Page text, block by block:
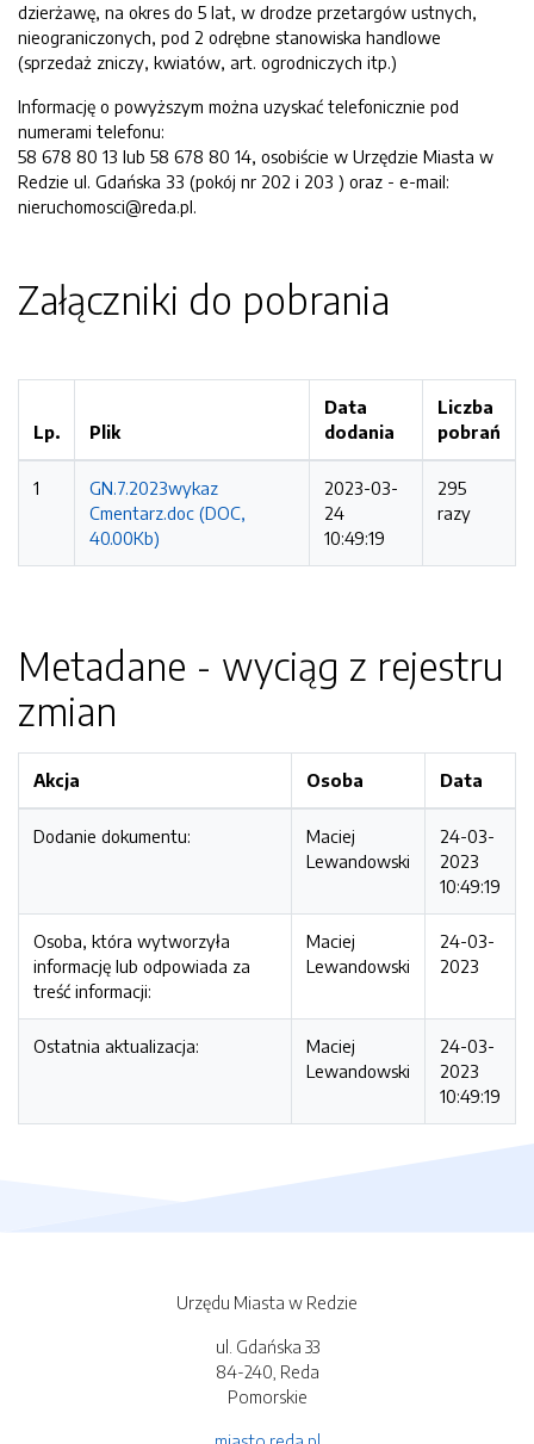
dzierżawę, na okres do 5 lat, w drodze przetargów ustnych,
nieograniczonych, pod 2 odrębne stanowiska handlowe
(sprzedaż zniczy, kwiatów, art. ogrodniczych itp.)
Informację o powyższym można uzyskać telefonicznie pod
numerami telefonu:
58 678 80 13 lub 58 678 80 14, osobiście w Urzędzie Miasta w
Redzie ul. Gdańska 33 (pokój nr 202 i 203 ) oraz - e-mail:
nieruchomosci@reda.pl.
Załączniki do pobrania
Lp. Plik
Data
dodania
Liczba
pobrań
1
GN.7.2023wykaz
Cmentarz.doc (DOC,
40.00Kb)
2023-03-
24
10:49:19
295
razy
Metadane - wyciąg z rejestru
zmian
Akcja Osoba Data
Dodanie dokumentu:
Maciej
Lewandowski
24-03-
2023
10:49:19
Osoba, która wytworzyła
informację lub odpowiada za
treść informacji:
Maciej
Lewandowski
24-03-
2023
Ostatnia aktualizacja:
Maciej
Lewandowski
24-03-
2023
10:49:19
Urzędu Miasta w Redzie
ul. Gdańska 33
84-240, Reda
Pomorskie